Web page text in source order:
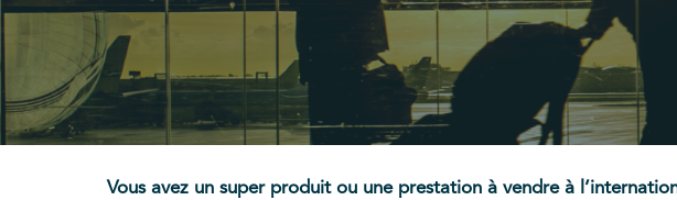
Vous avez un super produit ou une prestation à vendre à